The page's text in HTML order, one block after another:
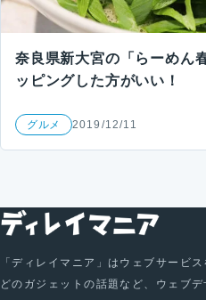
奈良県新大宮の「らーめん
ッピングした方がいい！
グルメ 2019/12/11
「ディレイマニア」はウェブサービ
どのガジェットの話題など、ウェブ